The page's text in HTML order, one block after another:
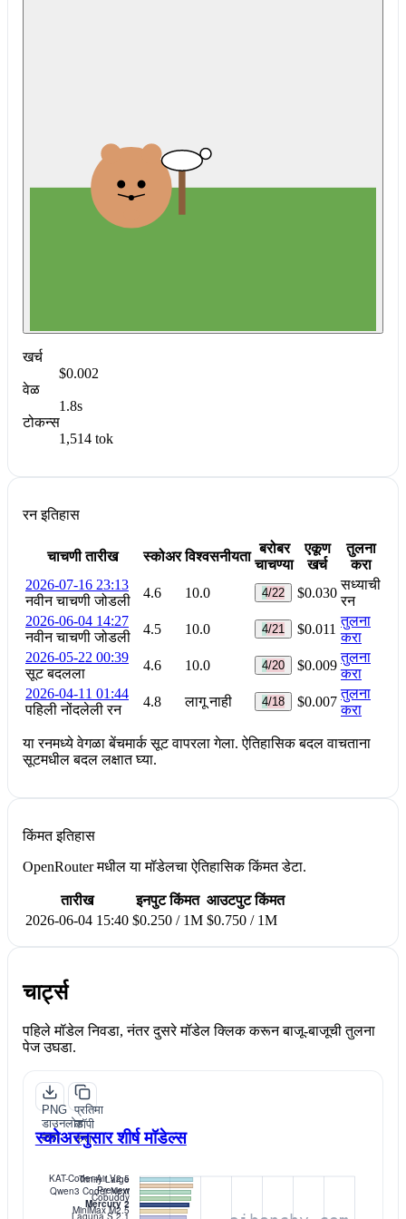
खर्च
$0.002
वेळ
1.8s
टोकन्स
1,514 tok
रन इतिहास
चाचणी तारीख स्कोअर विश्वसनीयता
बरोबर
चाचण्या
एकूण
खर्च
तुलना
करा
2026-07-16 23:13
नवीन चाचणी जोडली
4.6 10.0 4/22 $0.030
सध्याची
रन
2026-06-04 14:27
नवीन चाचणी जोडली
4.5 10.0 4/21 $0.011
तुलना
करा
2026-05-22 00:39
सूट बदलला
4.6 10.0 4/20 $0.009
तुलना
करा
2026-04-11 01:44
पहिली नोंदलेली रन
4.8 लागू नाही 4/18 $0.007
तुलना
करा
या रनमध्ये वेगळा बेंचमार्क सूट वापरला गेला. ऐतिहासिक बदल वाचताना
सूटमधील बदल लक्षात घ्या.
किंमत इतिहास
OpenRouter मधील या मॉडेलचा ऐतिहासिक किंमत डेटा.
तारीख इनपुट किंमत आउटपुट किंमत
2026-06-04 15:40 $0.250 / 1M $0.750 / 1M
चार्ट्स
पहिले मॉडेल निवडा, नंतर दुसरे मॉडेल क्लिक करून बाजू-बाजूची तुलना
पेज उघडा.
PNG
डाउनलोड
करा
प्रतिमा
कॉपी
करा
स्कोअरनुसार शीर्ष मॉडेल्स